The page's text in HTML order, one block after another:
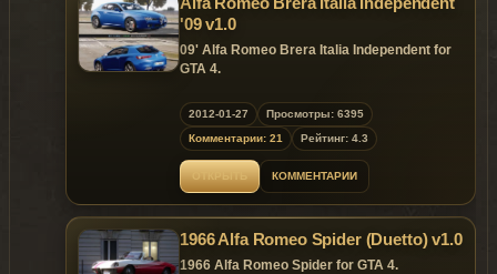
'09 v1.0
09' Alfa Romeo Brera Italia Independent for
GTA 4.
Replaces: comet
2012-01-27
Просмотры: 6395
Комментарии: 21
Рейтинг: 4.3
КОММЕНТАРИИ
1966 Alfa Romeo Spider (Duetto) v1.0
1966 Alfa Romeo Spider for GTA 4.